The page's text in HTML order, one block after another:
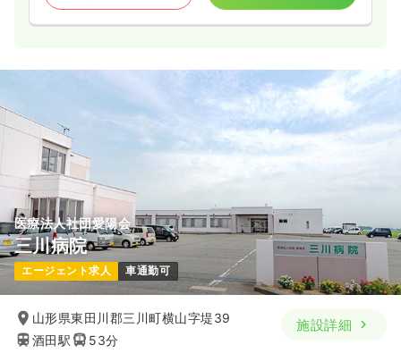
医療法人社団愛陽会
三川病院
エージェント求人 車通勤可
山形県東田川郡三川町横山字堤39
酒田駅
53分
施設詳細